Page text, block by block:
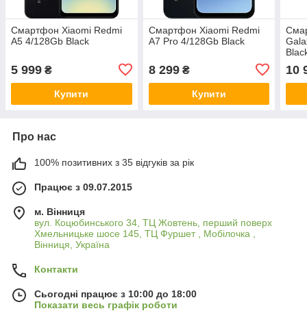
Смартфон Xiaomi Redmi
A5 4/128Gb Black
5 999 ₴
Купити
Смартфон Xiaomi Redmi
A7 Pro 4/128Gb Black
8 299₴
Купити
10
Про нас
100% позитивних з 35 відгуків за рік
Працює з 09.07.2015
м. Вінниця
вул. Коцюбинського 34, ТЦ Жовтень, перший поверх
Хмельницьке шосе 145, ТЦ Фуршет , Мобілочка ,
Вінниця, Україна
Контакти
Сьогодні працює з 10:00 до 18:00
Показати весь графік роботи